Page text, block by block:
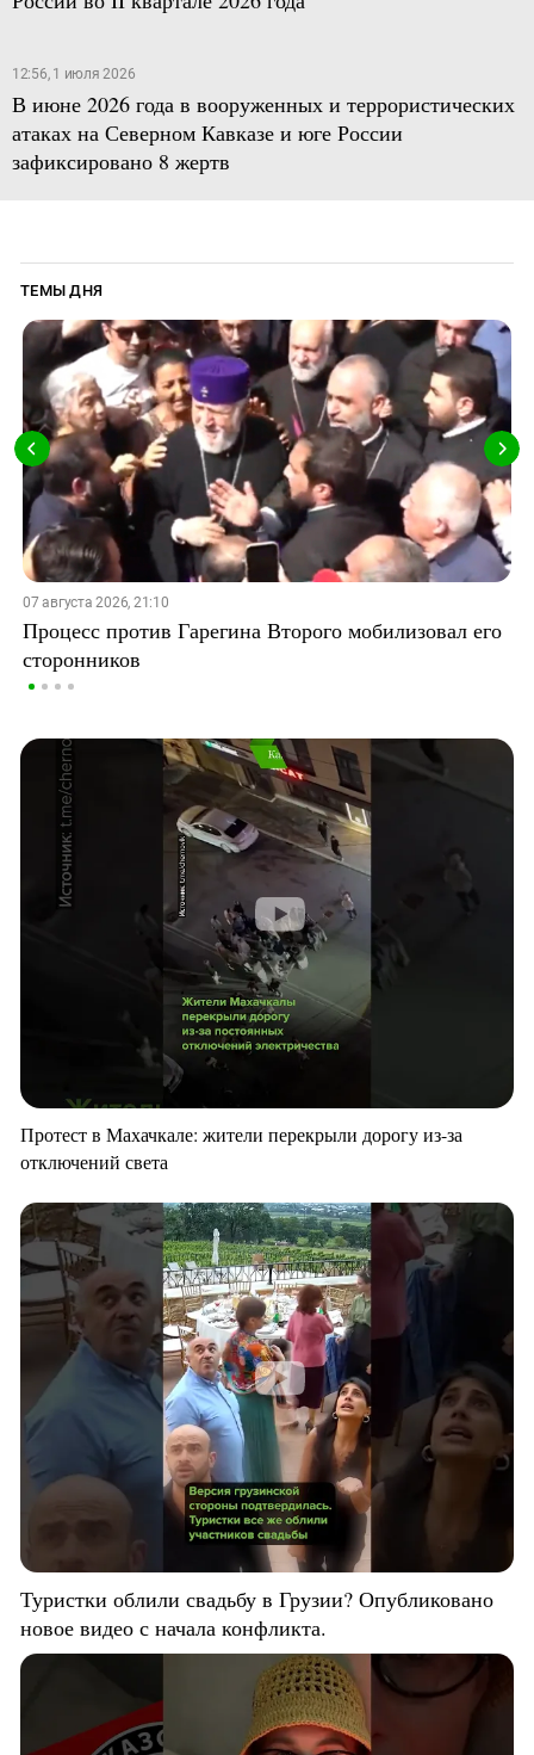
12:56, 1 июля 2026
В июне 2026 года в вооруженных и террористических
атаках на Северном Кавказе и юге России
зафиксировано 8 жертв
ТЕМЫ ДНЯ
07 августа 2026, 21:10
Процесс против Гарегина Второго мобилизовал его
сторонников
Протест в Махачкале: жители перекрыли дорогу из-за
отключений света
Туристки облили свадьбу в Грузии? Опубликовано
новое видео с начала конфликта.